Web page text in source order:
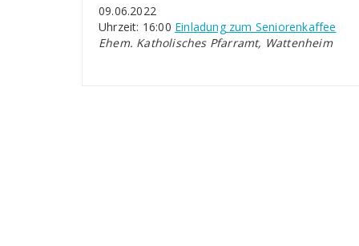
09.06.2022
Uhrzeit: 16:00 Einladung zum Seniorenkaffee
Ehem. Katholisches Pfarramt, Wattenheim